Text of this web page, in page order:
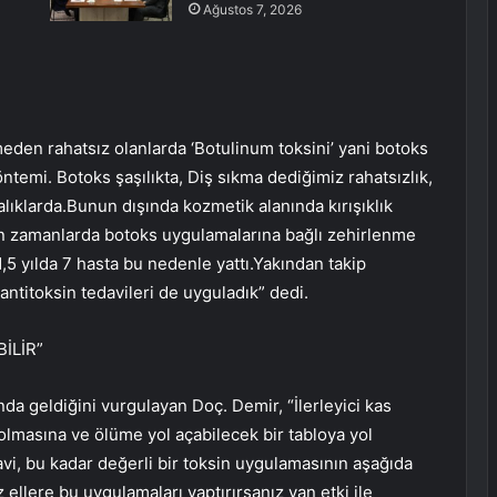
Ağustos 7, 2026
rahatsız olanlarda ‘Botulinum toksini’ yani botoks
Botoks şaşılıkta, Diş sıkma dediğimiz rahatsızlık,
dışında kozmetik alanında kırışıklık
botoks uygulamalarına bağlı zehirlenme
yılda 7 hasta bu nedenle yattı.Yakından takip
tedavileri de uyguladık” dedi.
geldiğini vurgulayan Doç. Demir, “İlerleyici kas
ve ölüme yol açabilecek bir tabloya yol
bu kadar değerli bir toksin uygulamasının aşağıda
bu uygulamaları yaptırırsanız yan etki ile